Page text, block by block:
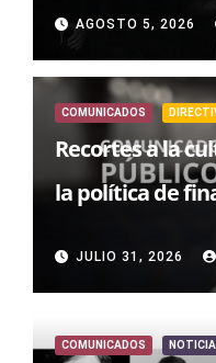
AGOSTO 5, 2026
COMUNICADOS
Recortes a la
la política de
JULIO 31, 2026
COMUNICADOS